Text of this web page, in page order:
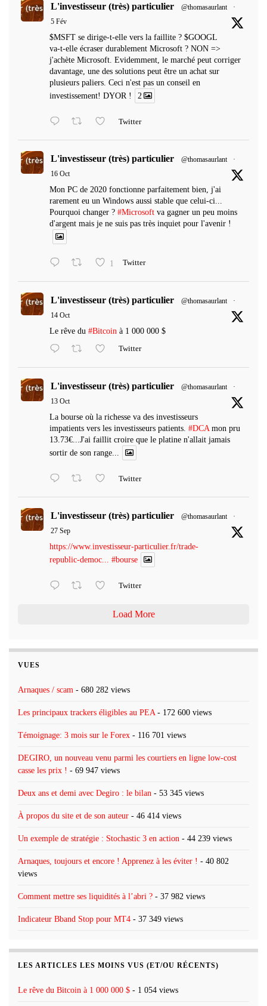
L'investisseur (très) particulier @thomasaurlant
·
5 Fév
$MSFT se dirige-t-elle vers la faillite ? $GOOGL
va-t-elle écraser durablement Microsoft ? NON =>
j'achète Microsoft. Evidemment, le marché peut corriger
davantage, une des solutions peut être un achat sur
plusieurs paliers. Ceci n'est pas un conseil en
investissement! DYOR !
2
Twitter
L'investisseur (très) particulier @thomasaurlant
·
16 Oct
Mon PC de 2020 fonctionne parfaitement bien, j'ai
rarement eu un Windows aussi stable que celui-ci...
Pourquoi changer ? #Microsoft va gagner un peu moins
d'argent mais je ne suis pas très inquiet pour l'avenir !
1 Twitter
L'investisseur (très) particulier @thomasaurlant
·
14 Oct
Le rêve du #Bitcoin à 1 000 000 $
Twitter
L'investisseur (très) particulier @thomasaurlant
·
13 Oct
La bourse où la richesse va des investisseurs
impatients vers les investisseurs patients. #DCA mon pru
13.73€...J'ai faillit croire que le platine n'allait jamais
sortir de son range...
Twitter
L'investisseur (très) particulier @thomasaurlant
·
27 Sep
https://www.investisseur-particulier.fr/trade-
republic-democ... #bourse
Twitter
Load More
VUES
Arnaques / scam - 680 282 views
Les principaux trackers éligibles au PEA - 172 600 views
Témoignage: 3 mois sur le Forex - 116 701 views
DEGIRO, un nouveau venu parmi les courtiers en ligne low-cost
casse les prix ! - 69 947 views
Deux ans et demi avec Degiro : le bilan - 53 345 views
À propos du site et de son auteur - 46 414 views
Un exemple de stratégie : Stochastic 3 en action - 44 239 views
Arnaques, toujours et encore ! Apprenez à les éviter ! - 40 802
views
Comment mettre ses liquidités à l’abri ? - 37 982 views
Indicateur Bband Stop pour MT4 - 37 349 views
LES ARTICLES LES MOINS VUS (ET/OU RÉCENTS)
Le rêve du Bitcoin à 1 000 000 $ - 1 054 views